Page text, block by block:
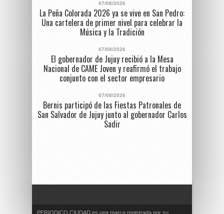
07/08/2026
La Peña Colorada 2026 ya se vive en San Pedro:
Una cartelera de primer nivel para celebrar la
Música y la Tradición
07/08/2026
El gobernador de Jujuy recibió a la Mesa
Nacional de CAME Joven y reafirmó el trabajo
conjunto con el sector empresario
07/08/2026
Bernis participó de las Fiestas Patronales de
San Salvador de Jujuy junto al gobernador Carlos
Sadir
PERIODICO CIUDAD es una marca registrada por su